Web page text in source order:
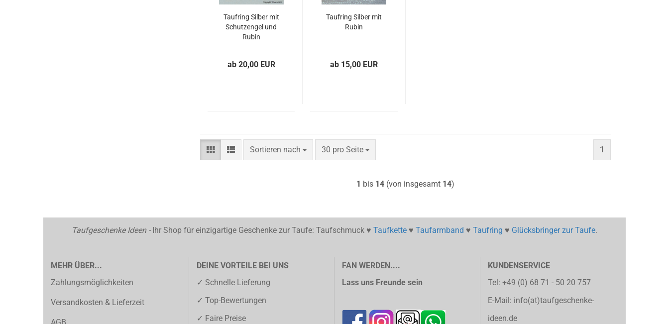
Taufring Silber mit
Schutzengel und
Rubin
ab 20,00 EUR
Taufring Silber mit
Rubin
ab 15,00 EUR
Sortieren nach
Sortieren nach 30 pro Seite
pro Seite 1
1 bis 14 (von insgesamt 14)
Taufgeschenke Ideen - Ihr Shop für einzigartige Geschenke zur Taufe: Taufschmuck ♥ Taufkette ♥ Taufarmband ♥ Taufring ♥ Glücksbringer zur Taufe.
MEHR ÜBER...
Zahlungsmöglichkeiten
Versandkosten & Lieferzeit
DEINE VORTEILE BEI UNS
✓ Schnelle Lieferung
✓ Top-Bewertungen
✓ Faire Preise
FAN WERDEN....
Lass uns Freunde sein
KUNDENSERVICE
Tel: +49 (0) 68 71 - 50 20 757
E-Mail: info(at)taufgeschenke-
ideen.de